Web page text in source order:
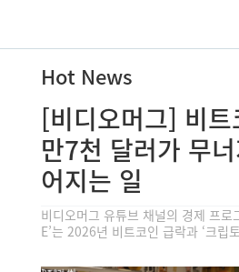
Hot News
[비디오머그] 비
만7천 달러가 무
어지는 일
비디오머그 유튜브 채널의 경제 프로
E’는 2026년 비트코인 급락과 ‘크립